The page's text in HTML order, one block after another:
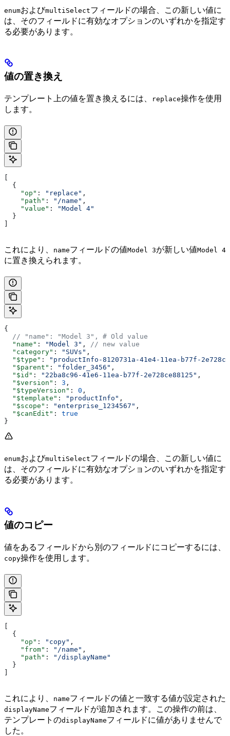
enumおよびmultiSelectフィールドの場合、この新しい値に
は、そのフィールドに有効なオプションのいずれかを指定す
る必要があります。
値の置き換え
テンプレート上の値を置き換えるには、 replace操作を使用
します。
  {
    "op"
: "replace" ,
    "path"
: "/name" ,
    "value"
:
"Model 4"
  }
これにより、 nameフィールドの値Model 3が新しい値Model 4
に置き換えられます。
{
  // "name": "Model 3", # Old value
  "name"
: "Model 3" , // new value
  "category"
: "SUVs" ,
  "$type"
:
"productInfo-8120731a-41e4-11ea-b77f-
  "$parent"
: "folder_3456" ,
  "$id"
: "22ba8c96-41e6-11ea-b77f-2e728ce88125" ,
  "$version"
: 3 ,
  "$typeVersion"
: 0 ,
  "$template"
: "productInfo" ,
  "$scope"
: "enterprise_1234567" ,
  "$canEdit"
: true
}
enumおよびmultiSelectフィールドの場合、この新しい値に
は、そのフィールドに有効なオプションのいずれかを指定す
る必要があります。
値のコピー
値をあるフィールドから別のフィールドにコピーするには、
copy操作を使用します。
  {
    "op"
: "copy" ,
    "from"
: "/name" ,
    "path"
:
"/displayName"
  }
これにより、 nameフィールドの値と一致する値が設定された
displayNameフィールドが追加されます。この操作の前は、
テンプレートのdisplayNameフィールドに値がありませんで
した。